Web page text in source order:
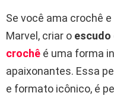
Se você ama crochê
Marvel, criar o escudo
crochê é uma forma
apaixonantes. Essa
e formato icônico, é